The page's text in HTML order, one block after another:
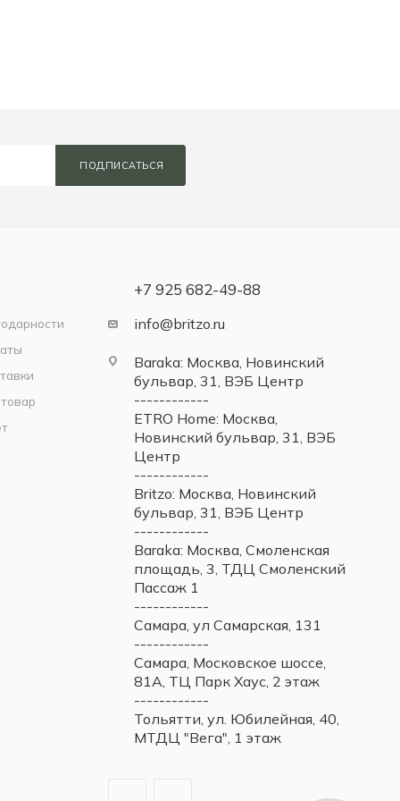
ПОДПИСАТЬСЯ
+7 925 682-49-88
info@britzo.ru
Baraka: Москва, Новинский
бульвар, 31, ВЭБ Центр
------------
ETRO Home: Москва,
Новинский бульвар, 31, ВЭБ
Центр
------------
Britzo: Москва, Новинский
бульвар, 31, ВЭБ Центр
------------
Baraka: Москва, Смоленская
площадь, 3, ТДЦ Смоленский
Пассаж 1
------------
Самара, ул Самарская, 131
------------
Самара, Московское шоссе,
81А, ТЦ Парк Хаус, 2 этаж
------------
Тольятти, ул. Юбилейная, 40,
МТДЦ "Вега", 1 этаж